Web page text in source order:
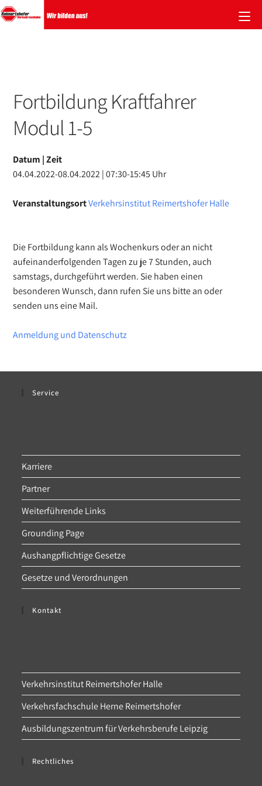
Zum
Inhalt
Fortbildung Kraftfahrer
Modul 1-5
Datum | Zeit
04.04.2022-08.04.2022 | 07:30-15:45 Uhr
VeranstaltungsortVerkehrsinstitut Reimertshofer Halle
Die Fortbildung kann als Wochenkurs oder an nicht
aufeinanderfolgenden Tagen zu je 7 Stunden, auch
samstags, durchgeführt werden. Sie haben einen
besonderen Wunsch, dann rufen Sie uns bitte an oder
senden uns eine Mail.
Anmeldung und Datenschutz
Service
Karriere
Partner
Weiterführende Links
Grounding Page
Aushangpflichtige Gesetze
Gesetze und Verordnungen
Kontakt
Verkehrsinstitut Reimertshofer Halle
Verkehrsfachschule Herne Reimertshofer
Ausbildungszentrum für Verkehrsberufe Leipzig
Rechtliches